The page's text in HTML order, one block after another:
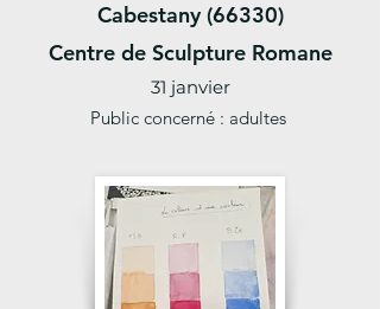
Cabestany (66330)
Centre de Sculpture Romane
31 janvier
Public concerné : adultes